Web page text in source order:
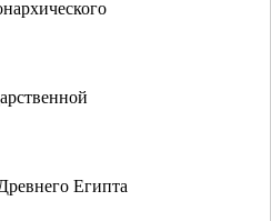
Египта